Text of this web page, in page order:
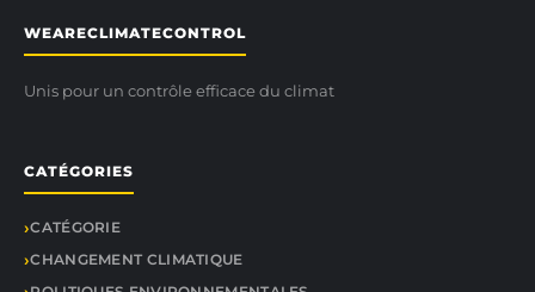
WEARECLIMATECONTROL
Unis pour un contrôle efficace du climat
CATÉGORIES
CATÉGORIE
CHANGEMENT CLIMATIQUE